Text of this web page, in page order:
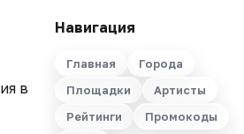
в
Навигация
Главная
Города
Площадки
Артисты
Рейтинги
Промокоды